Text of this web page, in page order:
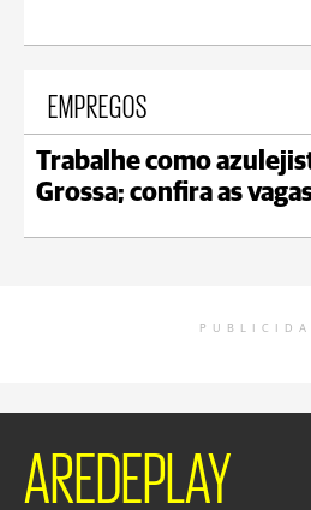
EMPREGOS
Trabalhe como
Grossa; confira as
AREDEPLAY